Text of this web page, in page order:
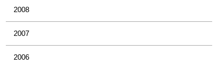
2008
2007
2006